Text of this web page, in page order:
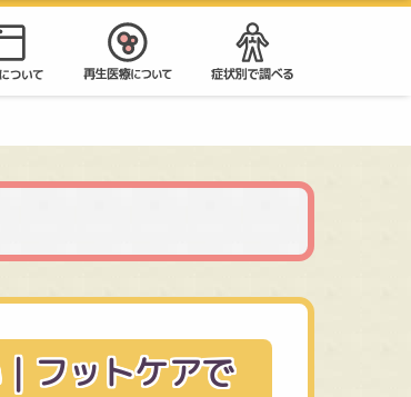
フットケアで